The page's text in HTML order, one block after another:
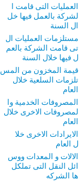
العمليات التى قامت ا
لشركة بالعمل فيها خل
ال السنة
مستلزمات العمليات ال
تى قامت الشركة بالعم
ل فيها خلال السنة
قيمة المخزون من المس
تلزمات السلعية خلال
العام
المصروفات الخدمية وا
لمصروفات الاخرى خلال
العام
الايرادات الاخرى خلا
ل العام
الالات و المعدات ووس
ائل النقل التى تملكل
ها الشركه